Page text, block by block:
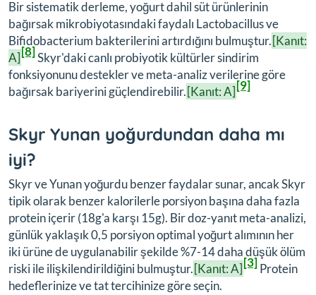
Bir sistematik derleme, yoğurt dahil süt ürünlerinin
bağırsak mikrobiyotasındaki faydalı Lactobacillus ve
Bifidobacterium bakterilerini artırdığını bulmuştur.[Kanıt:
A][8]Skyr'daki canlı probiyotik kültürler sindirim
fonksiyonunu destekler ve meta-analiz verilerine göre
bağırsak bariyerini güçlendirebilir.[Kanıt: A][9]
Skyr Yunan yoğurdundan daha mı
iyi?
Skyr ve Yunan yoğurdu benzer faydalar sunar, ancak Skyr
tipik olarak benzer kalorilerle porsiyon başına daha fazla
protein içerir (18g'a karşı 15g). Bir doz-yanıt meta-analizi,
günlük yaklaşık 0,5 porsiyon optimal yoğurt alımının her
iki ürüne de uygulanabilir şekilde %7-14 daha düşük ölüm
riski ile ilişkilendirildiğini bulmuştur.[Kanıt: A][3]Protein
hedeflerinize ve tat tercihinize göre seçin.